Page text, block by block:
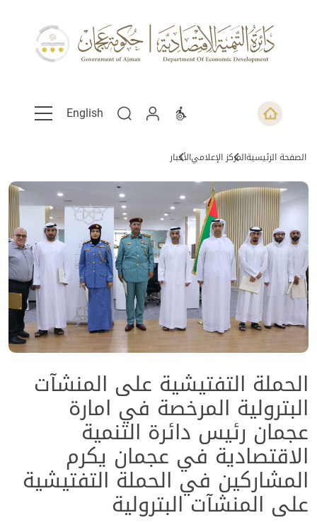
English
الصفحة الرئيسيةالمركز الإعلاميالأخبار
الحملة التفتيشية على المنشآت
البترولية المرخصة في امارة
عجمان رئيس دائرة التنمية
الاقتصادية في عجمان يكرم
المشاركين في الحملة التفتيشية
على المنشآت البترولية